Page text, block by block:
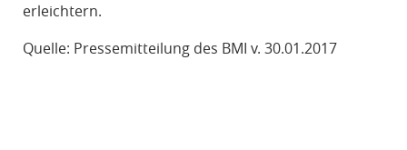
erleichtern.
Quelle: Pressemitteilung des BMI v. 30.01.2017